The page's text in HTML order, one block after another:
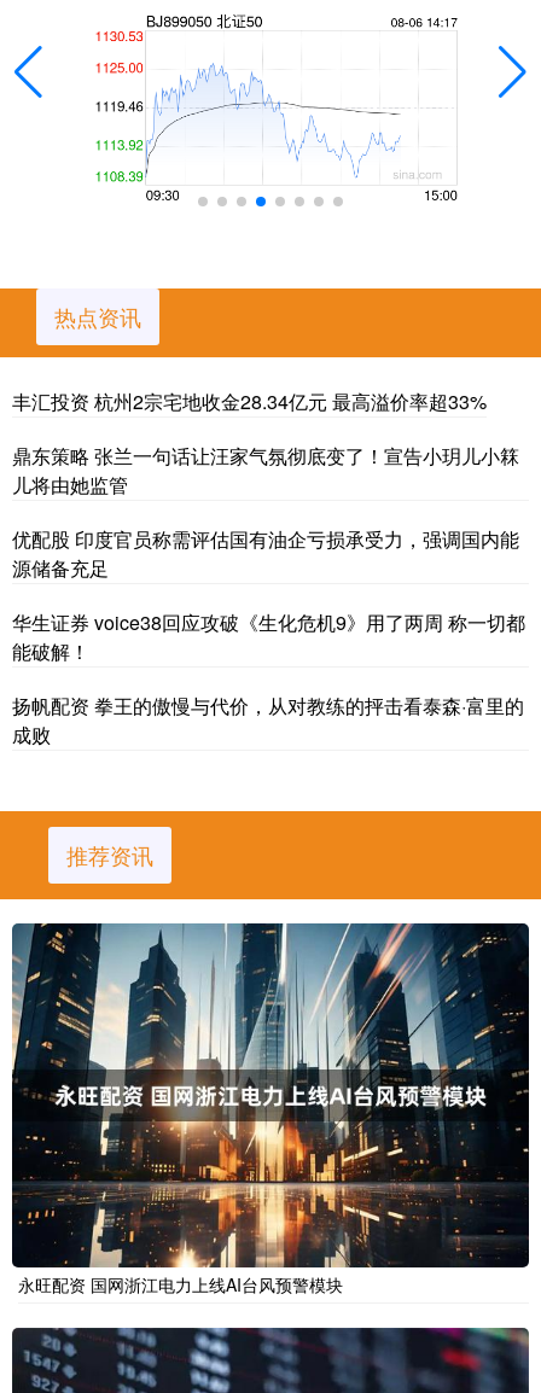
热点资讯
丰汇投资 杭州2宗宅地收金28.34亿元 最高溢价率超33%
鼎东策略 张兰一句话让汪家气氛彻底变了！宣告小玥儿小箖
儿将由她监管
优配股 印度官员称需评估国有油企亏损承受力，强调国内能
源储备充足
华生证券 voice38回应攻破《生化危机9》用了两周 称一切都
能破解！
扬帆配资 拳王的傲慢与代价，从对教练的抨击看泰森·富里的
成败
推荐资讯
永旺配资 国网浙江电力上线AI台风预警模块